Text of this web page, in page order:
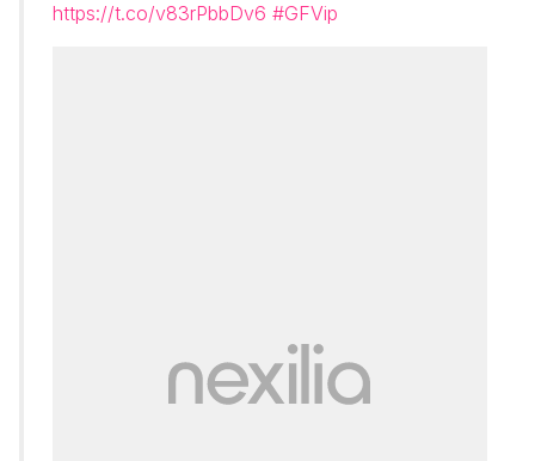
https://t.co/v83rPbbDv6 #GFVip